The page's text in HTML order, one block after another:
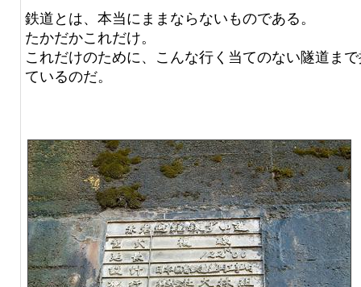
鉄道とは、本当にままならないものである。
たかだかこれだけ。
これだけのために、こんな行く当てのない隧道ま
ているのだ。